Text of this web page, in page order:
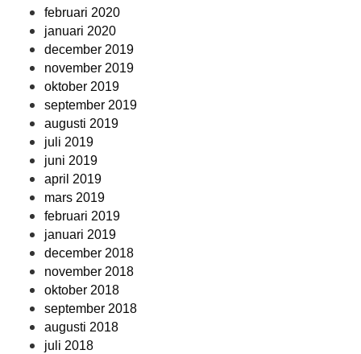
februari 2020
januari 2020
december 2019
november 2019
oktober 2019
september 2019
augusti 2019
juli 2019
juni 2019
april 2019
mars 2019
februari 2019
januari 2019
december 2018
november 2018
oktober 2018
september 2018
augusti 2018
juli 2018